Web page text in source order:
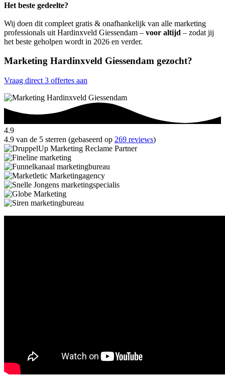
Het beste gedeelte?
Wij doen dit compleet gratis & onafhankelijk van alle marketing
professionals uit Hardinxveld Giessendam – voor altijd – zodat jij
het beste geholpen wordt in 2026 en verder.
Marketing Hardinxveld Giessendam gezocht?
Vraag direct 3 offertes aan
4.9
4.9 van de 5 sterren (gebaseerd op 269 reviews)